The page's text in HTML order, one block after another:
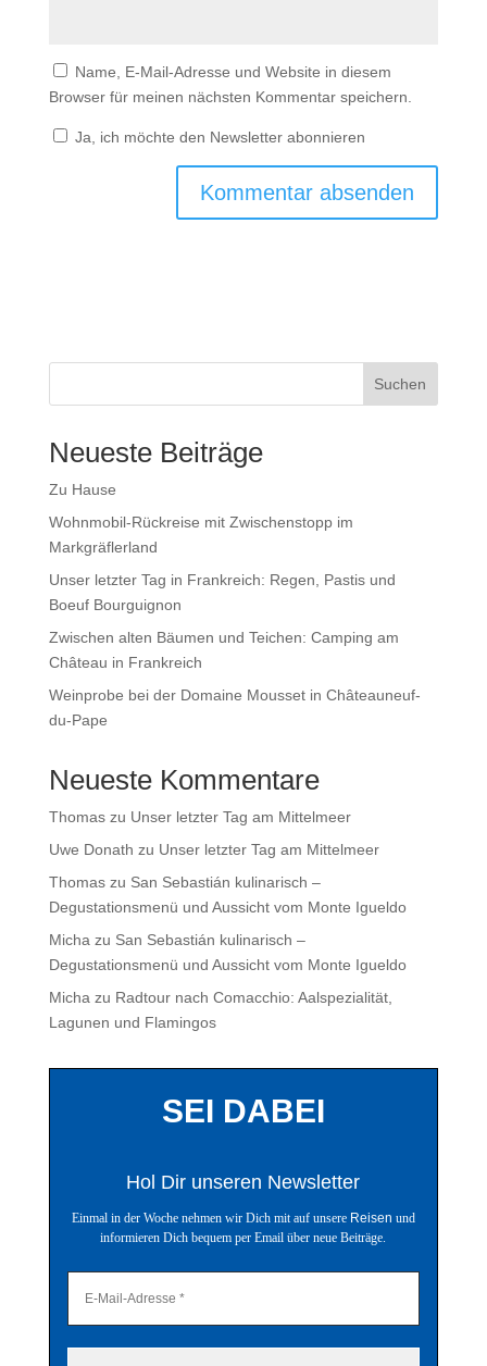
Name, E-Mail-Adresse und Website in diesem
Browser für meinen nächsten Kommentar speichern.
Ja, ich möchte den Newsletter abonnieren
Suchen
Neueste Beiträge
Zu Hause
Wohnmobil-Rückreise mit Zwischenstopp im
Markgräflerland
Unser letzter Tag in Frankreich: Regen, Pastis und
Boeuf Bourguignon
Zwischen alten Bäumen und Teichen: Camping am
Château in Frankreich
Weinprobe bei der Domaine Mousset in Châteauneuf-
du-Pape
Neueste Kommentare
Thomaszu Unser letzter Tag am Mittelmeer
Uwe Donath zu Unser letzter Tag am Mittelmeer
Thomaszu San Sebastián kulinarisch –
Degustationsmenü und Aussicht vom Monte Igueldo
Micha zu San Sebastián kulinarisch –
Degustationsmenü und Aussicht vom Monte Igueldo
Micha zu Radtour nach Comacchio: Aalspezialität,
Lagunen und Flamingos
SEI DABEI
Hol Dir unseren Newsletter
Einmal in der Woche nehmen wir Dich mit auf unsere Reisen und
informieren Dich bequem per Email über neue Beiträge.